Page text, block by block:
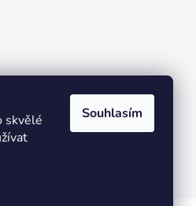
skvělé
Souhlasím
night, wear the soul